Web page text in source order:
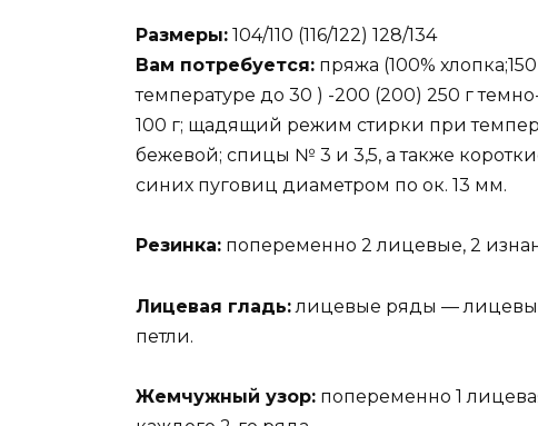
Размеры: 104/110 (116/122) 128/134
Вам потребуется: пряжа (100%
температуре до 30 ) -200 (200) 250 г
100 г; щадящий режим стирки при
бежевой; спицы № 3 и 3,5, а также
синих пуговиц диаметром по ок. 13 мм.
Резинка: попеременно 2 лицевые, 2
Лицевая гладь: лицевые ряды —
петли.
Жемчужный узор: попеременно 1